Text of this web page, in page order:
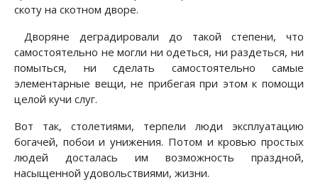
скоту на скотном дворе.
Дворяне деградировали до такой степени, что
самостоятельно не могли ни одеться, ни раздеться, ни
помыться, ни сделать самостоятельно самые
элементарные вещи, не прибегая при этом к помощи
целой кучи слуг.
Вот так, столетиями, терпели люди эксплуатацию
богачей, побои и унижения. Потом и кровью простых
людей досталась им возможность праздной,
насыщенной удовольствиями, жизни.